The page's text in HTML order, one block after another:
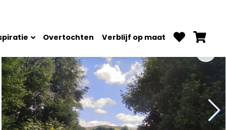
Overtochten Verblijf op maat